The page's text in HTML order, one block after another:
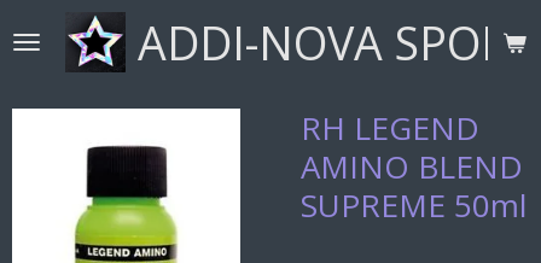
direct
de
hoofdinhoud
ADDI-NOVA
RH LEGEND
AMINO BLEND
SUPREME 50ml